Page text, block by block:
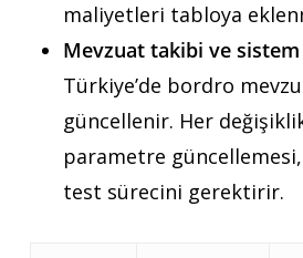
maliyetleri tabloya
Mevzuat takibi ve
Türkiye’de bordro
güncellenir. Her
parametre
test sürecini gerektirir.